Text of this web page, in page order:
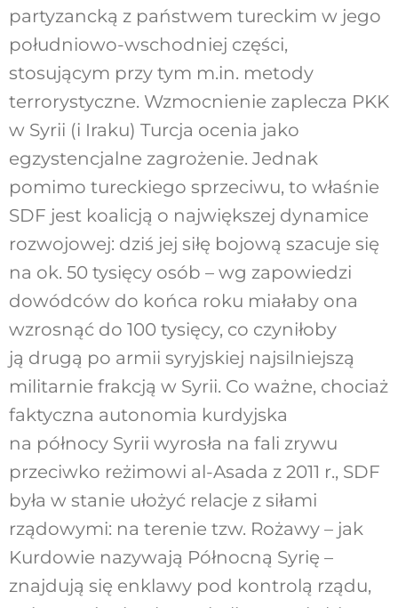
partyzancką z państwem tureckim w jego
południowo-wschodniej części,
stosującym przy tym m.in. metody
terrorystyczne. Wzmocnienie zaplecza PKK
w Syrii (i Iraku) Turcja ocenia jako
egzystencjalne zagrożenie. Jednak
pomimo tureckiego sprzeciwu, to właśnie
SDF jest koalicją o największej dynamice
rozwojowej: dziś jej siłę bojową szacuje się
na ok. 50 tysięcy osób – wg zapowiedzi
dowódców do końca roku miałaby ona
wzrosnąć do 100 tysięcy, co czyniłoby
ją drugą po armii syryjskiej najsilniejszą
militarnie frakcją w Syrii. Co ważne, chociaż
faktyczna autonomia kurdyjska
na północy Syrii wyrosła na fali zrywu
przeciwko reżimowi al-Asada z 2011 r., SDF
była w stanie ułożyć relacje z siłami
rządowymi: na terenie tzw. Rożawy – jak
Kurdowie nazywają Północną Syrię –
znajdują się enklawy pod kontrolą rządu,